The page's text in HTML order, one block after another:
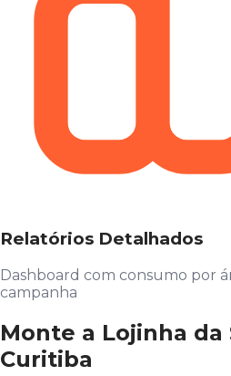
Relatórios Detalhados
Dashboard com consumo por
campanha
Monte a Lojinha da
Curitiba